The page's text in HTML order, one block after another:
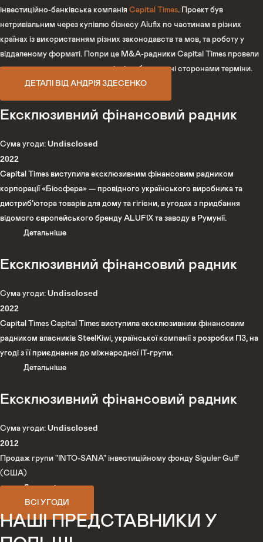
інвестиційно-банківська компанія Capital Times. Проект був
нетривіальним через купівлю бізнесу Alufix по частинам в різних
країнах із використанням різних законодавств та мов, та роботу у
віддаленому форматі. Попри це M&A-радники Capital Times провели
укладення угод на високому рівні в обумовлені сторонами терміни.
ДЕТАЛІ ВІД АНДРІЯ ЗДЕСЕНКО
Ексклюзивний фінансовий радник
Сума угоди: Undisclosed
2022
Capital Times виступила ексклюзивним фінансовим радником
корпорації «Біосфера» — провідного українського виробника та
дистриб’ютора товарів для дому та гігієни, в угодах з придбання
відомого європейського бренду ALUFIX та заводу в Румунії.
Детальніше
Ексклюзивний фінансовий радник
Сума угоди: Undisclosed
2022
Capital Times Capital Times виступила ексклюзивним фінансовим
радником власників SteelKiwi, української компанії з розробки ПЗ, на
угоді з її приєднання до міжнародної IT-групи.
Детальніше
Ексклюзивний фінансовий радник
Сума угоди: Undisclosed
2012
Продаж групи "INTO-SANA" інвестиційному фонду Siguler Guff
(США)
Детальніше
ВСІ УГОДИ
НАШІ ПРЕДСТАВНИКИ У